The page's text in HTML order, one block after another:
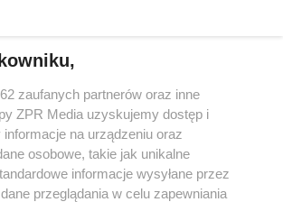
w serwisie nie może być powielany i
dalej rozpowszechniany w jakikolwiek sposób (w
lub mechaniczny) na jakimkolwiek polu
formie, włącznie z umieszczaniem w Internecie
praw. Jakiekolwiek użycie lub
w całości lub w części z naruszeniem prawa, tzn.
jest zabronione pod groźbą kary i może być ścigane
zaufanych partnerów oraz inne
ZPR Media uzyskujemy dostęp i
na urządzeniu oraz
osobowe, takie jak unikalne
informacje wysyłane przez
przeglądania w celu zapewniania